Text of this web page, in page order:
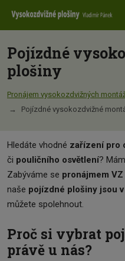
Pojízdné
plošiny
Pronájem vysokozdvižných
Pojízdné vysokozdvižné
Hledáte vhodné zařízení pro
či pouličního osvětlení?
Zabýváme se pronájmem
naše pojízdné plošiny jsou
můžete spolehnout.
Proč si vybrat
právě u nás?